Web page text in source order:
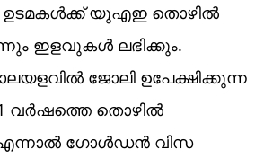
യുഎഇ തൊഴില്‍
ഇളവുകള്‍ ലഭിക്കും.
ജോലി ഉപേക്ഷിക്കുന്ന
1 വര്‍ഷത്തെ തൊഴില്‍
എന്നാല്‍ ഗോള്‍ഡന്‍ വിസ